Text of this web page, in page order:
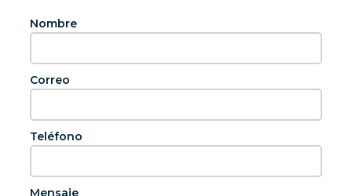
Nombre
Correo
Teléfono
Mensaje